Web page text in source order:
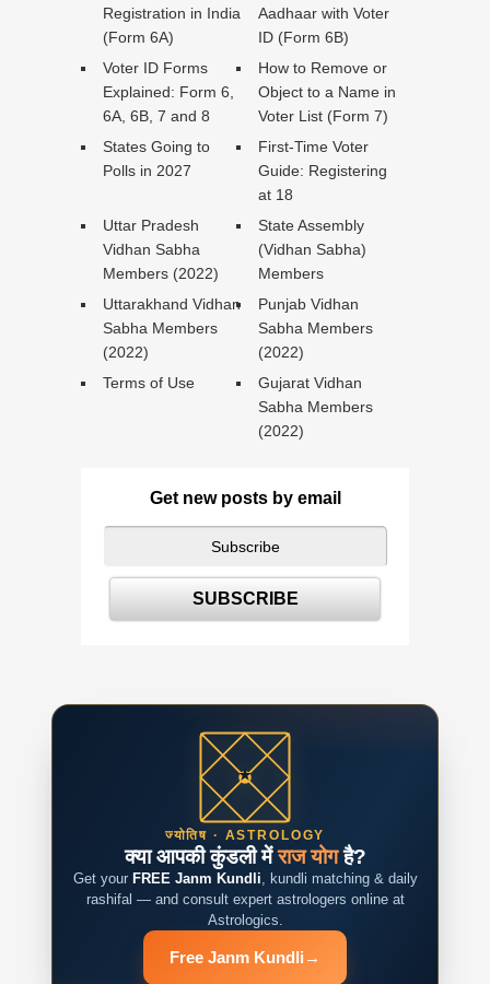
Registration in India
(Form 6A)
Aadhaar with Voter
ID (Form 6B)
Voter ID Forms
Explained: Form 6,
6A, 6B, 7 and 8
How to Remove or
Object to a Name in
Voter List (Form 7)
States Going to
Polls in 2027
First-Time Voter
Guide: Registering
at 18
Uttar Pradesh
Vidhan Sabha
Members (2022)
State Assembly
(Vidhan Sabha)
Members
Uttarakhand Vidhan
Sabha Members
(2022)
Punjab Vidhan
Sabha Members
(2022)
Terms of Use
Gujarat Vidhan
Sabha Members
(2022)
Get new posts by email
ज्योतिष · ASTROLOGY
क्या आपकी कुंडली मेंराज योगहै?
Get your FREE Janm Kundli, kundli matching & daily
rashifal — and consult expert astrologers online at
Astrologics.
Free Janm Kundli →